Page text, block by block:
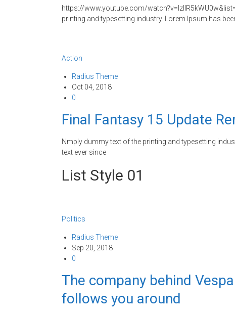
https://www.youtube.com/
printing and typesetting industry. Lorem Ipsum has
Action
Radius Theme
Oct 04, 2018
0
Final Fantasy 15 Update
Nmply dummy text of the printing and typesetting
text ever since
List Style 01
Politics
Radius Theme
Sep 20, 2018
0
The company behind
follows you around